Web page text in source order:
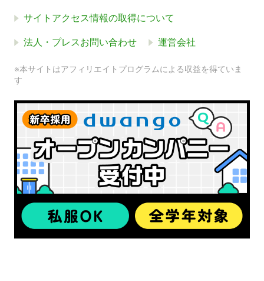
サイトアクセス情報の取得について
法人・プレスお問い合わせ 運営会社
※本サイトはアフィリエイトプログラムによる収益を得ていま
す